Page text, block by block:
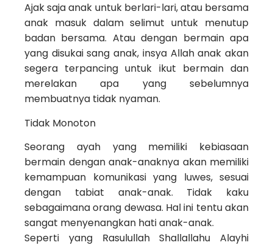
Ajak saja anak untuk berlari-lari, atau bersama
anak masuk dalam selimut untuk menutup
badan bersama. Atau dengan bermain apa
yang disukai sang anak, insya Allah anak akan
segera terpancing untuk ikut bermain dan
merelakan apa yang sebelumnya
membuatnya tidak nyaman.
Tidak Monoton
Seorang ayah yang memiliki kebiasaan
bermain dengan anak-anaknya akan memiliki
kemampuan komunikasi yang luwes, sesuai
dengan tabiat anak-anak. Tidak kaku
sebagaimana orang dewasa. Hal ini tentu akan
sangat menyenangkan hati anak-anak.
Seperti yang Rasulullah Shallallahu Alayhi